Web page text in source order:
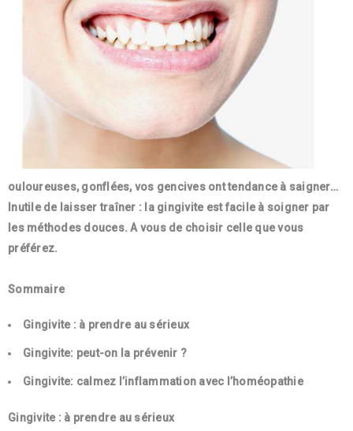
ouloureuses, gonflées, vos gencives ont tendance à saigner…
Inutile de laisser traîner : la gingivite est facile à soigner par
les méthodes douces. A vous de choisir celle que vous
préférez.
Sommaire
Gingivite : à prendre au sérieux
Gingivite: peut-on la prévenir ?
Gingivite: calmez l’inflammation avec l’homéopathie
Gingivite : à prendre au sérieux